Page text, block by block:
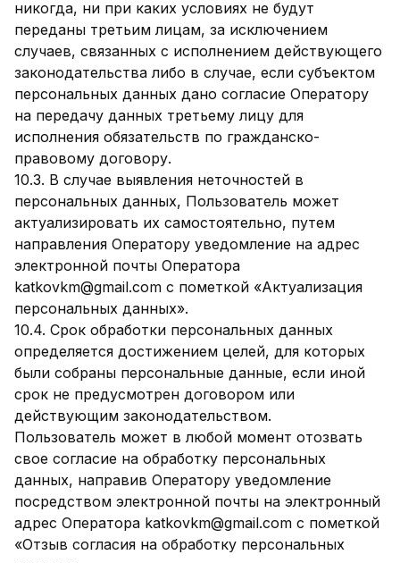
никогда, ни при каких условиях не будут
переданы третьим лицам, за исключением
случаев, связанных с исполнением действующего
законодательства либо в случае, если субъектом
персональных данных дано согласие Оператору
на передачу данных третьему лицу для
исполнения обязательств по гражданско-
правовому договору.
10.3. В случае выявления неточностей в
персональных данных, Пользователь может
актуализировать их самостоятельно, путем
направления Оператору уведомление на адрес
электронной почты Оператора
katkovkm@gmail.com с пометкой «Актуализация
персональных данных».
10.4. Срок обработки персональных данных
определяется достижением целей, для которых
были собраны персональные данные, если иной
срок не предусмотрен договором или
действующим законодательством.
Пользователь может в любой момент отозвать
свое согласие на обработку персональных
данных, направив Оператору уведомление
посредством электронной почты на электронный
адрес Оператора katkovkm@gmail.com с пометкой
«Отзыв согласия на обработку персональных